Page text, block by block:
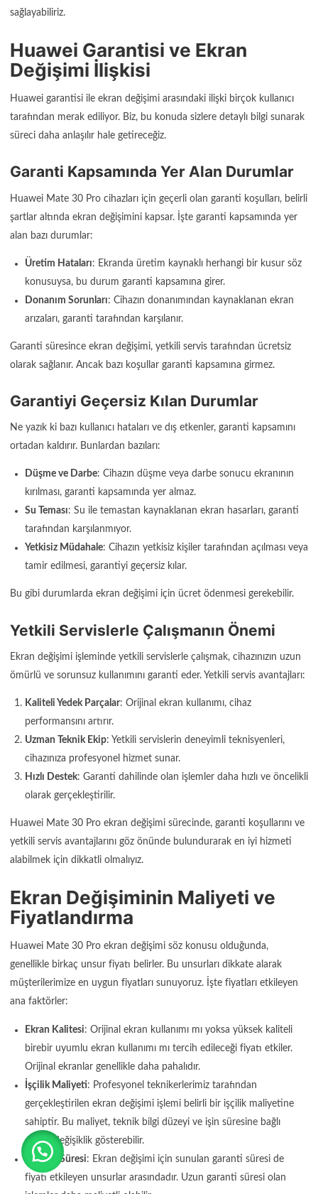
sağlayabiliriz.
Huawei Garantisi ve Ekran
Değişimi İlişkisi
Huawei garantisi ile ekran değişimi arasındaki ilişki birçok kullanıcı
tarafından merak ediliyor. Biz, bu konuda sizlere detaylı bilgi sunarak
süreci daha anlaşılır hale getireceğiz.
Garanti Kapsamında Yer Alan Durumlar
Huawei Mate 30 Pro cihazları için geçerli olan garanti koşulları, belirli
şartlar altında ekran değişimini kapsar. İşte garanti kapsamında yer
alan bazı durumlar:
Üretim Hataları: Ekranda üretim kaynaklı herhangi bir kusur söz
konusuysa, bu durum garanti kapsamına girer.
Donanım Sorunları: Cihazın donanımından kaynaklanan ekran
arızaları, garanti tarafından karşılanır.
Garanti süresince ekran değişimi, yetkili servis tarafından ücretsiz
olarak sağlanır. Ancak bazı koşullar garanti kapsamına girmez.
Garantiyi Geçersiz Kılan Durumlar
Ne yazık ki bazı kullanıcı hataları ve dış etkenler, garanti kapsamını
ortadan kaldırır. Bunlardan bazıları:
Düşme ve Darbe: Cihazın düşme veya darbe sonucu ekranının
kırılması, garanti kapsamında yer almaz.
Su Teması: Su ile temastan kaynaklanan ekran hasarları, garanti
tarafından karşılanmıyor.
Yetkisiz Müdahale: Cihazın yetkisiz kişiler tarafından açılması veya
tamir edilmesi, garantiyi geçersiz kılar.
Bu gibi durumlarda ekran değişimi için ücret ödenmesi gerekebilir.
Yetkili Servislerle Çalışmanın Önemi
Ekran değişimi işleminde yetkili servislerle çalışmak, cihazınızın uzun
ömürlü ve sorunsuz kullanımını garanti eder. Yetkili servis avantajları:
Kaliteli Yedek Parçalar: Orijinal ekran kullanımı, cihaz
performansını artırır.
Uzman Teknik Ekip: Yetkili servislerin deneyimli teknisyenleri,
cihazınıza profesyonel hizmet sunar.
Hızlı Destek: Garanti dahilinde olan işlemler daha hızlı ve öncelikli
olarak gerçekleştirilir.
Huawei Mate 30 Pro ekran değişimi sürecinde, garanti koşullarını ve
yetkili servis avantajlarını göz önünde bulundurarak en iyi hizmeti
alabilmek için dikkatli olmalıyız.
Ekran Değişiminin Maliyeti ve
Fiyatlandırma
Huawei Mate 30 Pro ekran değişimi söz konusu olduğunda,
genellikle birkaç unsur fiyatı belirler. Bu unsurları dikkate alarak
müşterilerimize en uygun fiyatları sunuyoruz. İşte fiyatları etkileyen
ana faktörler:
Ekran Kalitesi: Orijinal ekran kullanımı mı yoksa yüksek kaliteli
birebir uyumlu ekran kullanımı mı tercih edileceği fiyatı etkiler.
Orijinal ekranlar genellikle daha pahalıdır.
İşçilik Maliyeti: Profesyonel teknikerlerimiz tarafından
gerçekleştirilen ekran değişimi işlemi belirli bir işçilik maliyetine
sahiptir. Bu maliyet, teknik bilgi düzeyi ve işin süresine bağlı
olarak değişiklik gösterebilir.
Garanti Süresi: Ekran değişimi için sunulan garanti süresi de
fiyatı etkileyen unsurlar arasındadır. Uzun garanti süresi olan